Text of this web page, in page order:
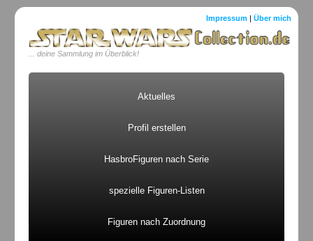
Impressum |Über mich
... deine Sammlung im Überblick!
Aktuelles
Profil erstellen
HasbroFiguren nach Serie
spezielle Figuren-Listen
Figuren nach Zuordnung